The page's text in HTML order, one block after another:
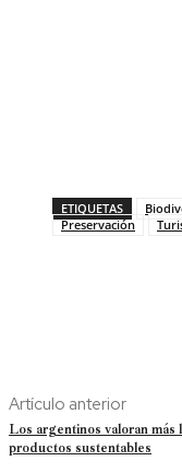
ETIQUETAS
Preservación
Artículo anterior
Los argentinos valoran más
productos sustentables